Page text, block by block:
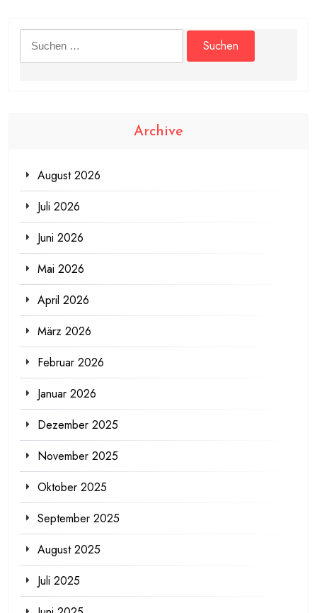
Suchen
nach:
Archive
August 2026
Juli 2026
Juni 2026
Mai 2026
April 2026
März 2026
Februar 2026
Januar 2026
Dezember 2025
November 2025
Oktober 2025
September 2025
August 2025
Juli 2025